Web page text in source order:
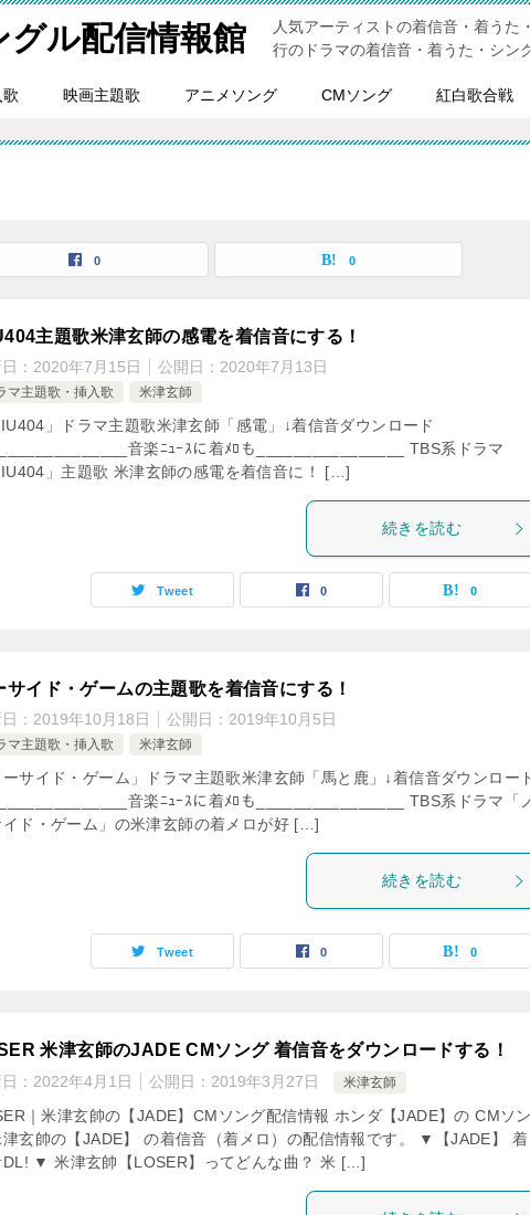
グル配信情報館
人気アーティストの着信音・着う
行のドラマの着信音・着うた・シン
歌 映画主題歌 アニメソング CMソング 紅白歌合戦
0 0
主題歌米津玄師の感電を着信音にする！
： 2020年7月15日 公開日： 2020年7月13日
マ主題歌・挿入歌 米津玄師
」ドラマ主題歌米津玄師「感電」↓着信音ダウンロード
音楽ﾆｭｰｽに着ﾒﾛも________________ TBS系ドラマ
」主題歌 米津玄師の感電を着信音に！ […]
続きを読む
Tweet 0 0
サイド・ゲームの主題歌を着信音にする！
： 2019年10月18日 公開日： 2019年10月5日
マ主題歌・挿入歌 米津玄師
ーサイド・ゲーム」ドラマ主題歌米津玄師「馬と鹿」↓着信音ダウンロー
音楽ﾆｭｰｽに着ﾒﾛも________________ TBS系ドラマ「
イド・ゲーム」の米津玄師の着メロが好 […]
続きを読む
Tweet 0 0
米津玄師のJADE CMソング 着信音をダウンロードする！
： 2022年4月1日 公開日： 2019年3月27日 米津玄師
｜米津玄帥の【JADE】CMソング配信情報 ホンダ【JADE】の CMソン
津玄帥の【JADE】 の着信音（着メロ）の配信情報です。 ▼【JADE】 着
DL! ▼ 米津玄帥【LOSER】ってどんな曲？ 米 […]